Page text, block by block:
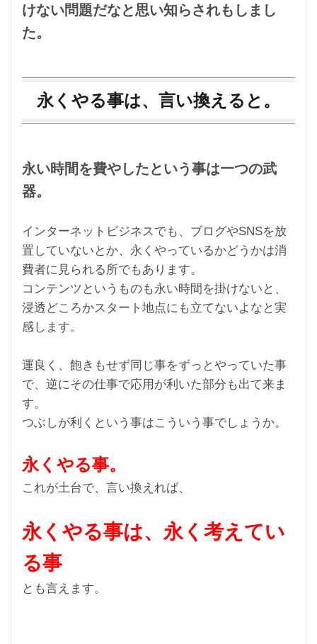
けない問題だなと思い知らされもしまし
た。
永くやる事は、言い換えると。
永い時間を費やしたという事は一つの武
器。
インターネットビジネスでも、 ブログやSNSを放
置していないとか、 永くやっているかどうかは消
費者に見られる所でもあります。
コンテンツというものも永い時間を掛けないと、
浸透どころかスタート地点にも立てないよなと実
感します。
運良く、飽きもせず同じ事をずっとやっていた事
で、 逆にその仕事で応用が利いた部分も出て来ま
す。
つぶしが利くという事はこういう事でしょうか。
永くやる事。
これが土台で、言い換えれば、
永くやる事は、永く考えてい
る事
とも言えます。